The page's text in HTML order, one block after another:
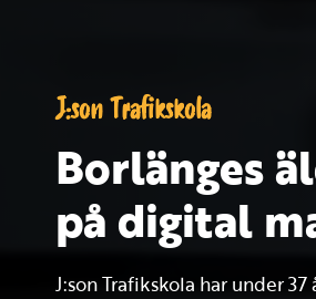
J:son Trafikskola
Borlänges
på digital
J:son Trafikskola har under